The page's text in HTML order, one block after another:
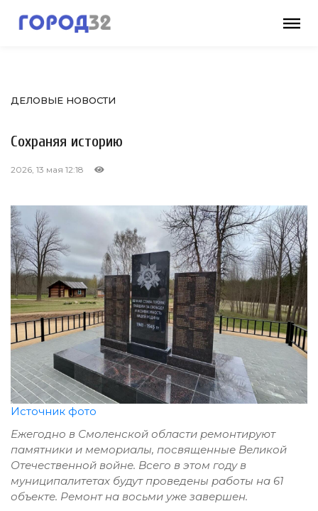
ДЕЛОВЫЕ НОВОСТИ
Сохраняя историю
2026, 13 мая 12:18
Источник фото
Ежегодно в Смоленской области ремонтируют
памятники и мемориалы, посвященные Великой
Отечественной войне. Всего в этом году в
муниципалитетах будут проведены работы на 61
объекте. Ремонт на восьми уже завершен.